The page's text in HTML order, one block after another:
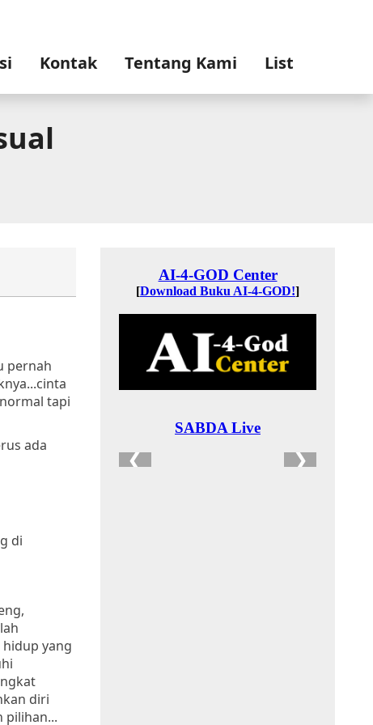
Kontak Tentang Kami List
pernah
tapi
ada
di
yang
diri
pilihan...